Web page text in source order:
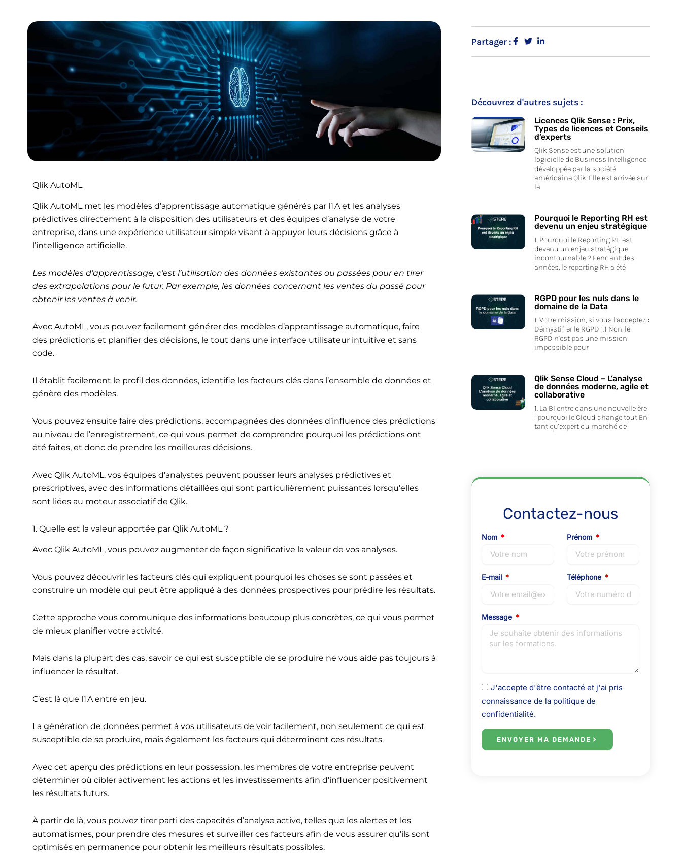
Qlik AutoML
Qlik AutoML met les modèles d’apprentissage automatique générés par l’IA et les analyses
prédictives directement à la disposition des utilisateurs et des équipes d’analyse de votre
entreprise, dans une expérience utilisateur simple visant à appuyer leurs décisions grâce à
l’intelligence artificielle.
Les modèles d’apprentissage, c’est l’utilisation des données existantes ou passées pour en tirer
des extrapolations pour le futur. Par exemple, les données concernant les ventes du passé pour
obtenir les ventes à venir.
Avec AutoML, vous pouvez facilement générer des modèles d’apprentissage automatique, faire
des prédictions et planifier des décisions, le tout dans une interface utilisateur intuitive et sans
code.
Il établit facilement le profil des données, identifie les facteurs clés dans l’ensemble de données et
génère des modèles.
Vous pouvez ensuite faire des prédictions, accompagnées des données d’influence des prédictions
au niveau de l’enregistrement, ce qui vous permet de comprendre pourquoi les prédictions ont
été faites, et donc de prendre les meilleures décisions.
Avec Qlik AutoML, vos équipes d’analystes peuvent pousser leurs analyses prédictives et
prescriptives, avec des informations détaillées qui sont particulièrement puissantes lorsqu’elles
sont liées au moteur associatif de Qlik.
1. Quelle est la valeur apportée par Qlik AutoML ?
Avec Qlik AutoML, vous pouvez augmenter de façon significative la valeur de vos analyses.
Vous pouvez découvrir les facteurs clés qui expliquent pourquoi les choses se sont passées et
construire un modèle qui peut être appliqué à des données prospectives pour prédire les résultats.
Cette approche vous communique des informations beaucoup plus concrètes, ce qui vous permet
de mieux planifier votre activité.
Mais dans la plupart des cas, savoir ce qui est susceptible de se produire ne vous aide pas toujours à
influencer le résultat.
C’est là que l’IA entre en jeu.
La génération de données permet à vos utilisateurs de voir facilement, non seulement ce qui est
susceptible de se produire, mais également les facteurs qui déterminent ces résultats.
Avec cet aperçu des prédictions en leur possession, les membres de votre entreprise peuvent
déterminer où cibler activement les actions et les investissements afin d’influencer positivement
les résultats futurs.
À partir de là, vous pouvez tirer parti des capacités d’analyse active, telles que les alertes et les
automatismes, pour prendre des mesures et surveiller ces facteurs afin de vous assurer qu’ils sont
optimisés en permanence pour obtenir les meilleurs résultats possibles.
Partager :
Découvrez d'autres sujets :
Licences Qlik Sense : Prix,
Types de licences et Conseils
d’experts
Qlik Sense est une solution
logicielle de Business Intelligence
développée par la société
américaine Qlik. Elle est arrivée sur
le
Pourquoi le Reporting RH est
devenu un enjeu stratégique
1. Pourquoi le Reporting RH est
devenu un enjeu stratégique
incontournable ? Pendant des
années, le reporting RH a été
RGPD pour les nuls dans le
domaine de la Data
1. Votre mission, si vous l’acceptez :
Démystifier le RGPD 1.1 Non, le
RGPD n’est pas une mission
impossible pour
Qlik Sense Cloud – L’analyse
de données moderne, agile et
collaborative
1. La BI entre dans une nouvelle ère
: pourquoi le Cloud change tout En
tant qu’expert du marché de
Contactez-nous
Nom Prénom
E-mail Téléphone
Message
J'accepte d'être contacté et j'ai pris
connaissance de la politique de
confidentialité.
ENVOYER MA DEMANDE